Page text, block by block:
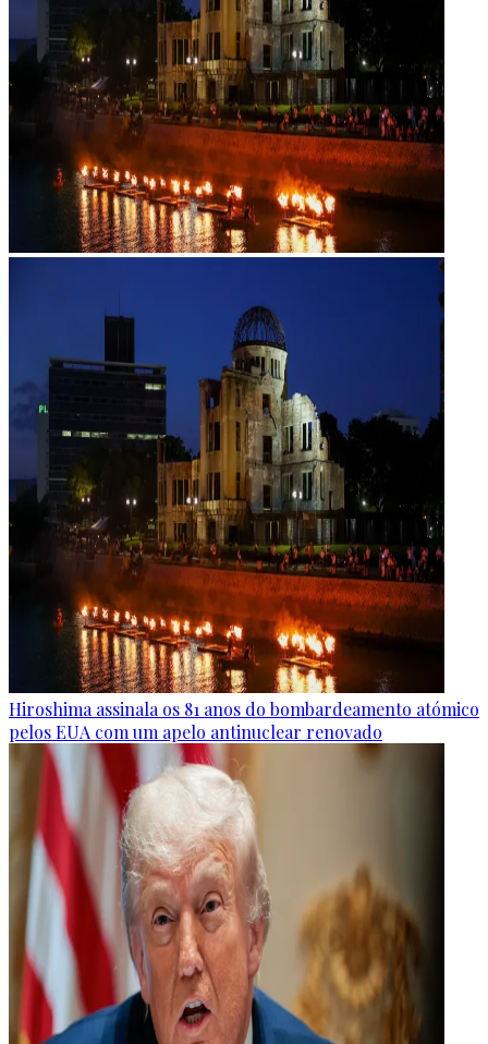
Hiroshima assinala os 81 anos do bombardeamento atómico
pelos EUA com um apelo antinuclear renovado